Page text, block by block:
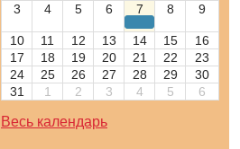
3 4 5 6 7 8 9
10 11 12 13 14 15
16
17
18 19 20 21 22
23
24
25 26 27 28 29
30
31
1 2 3 4 5 6
Весь календарь